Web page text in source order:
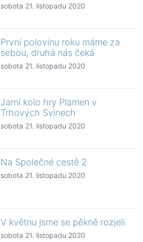
sobota 21. listopadu 2020
První polovinu roku máme za
sebou, druhá nás čeká
sobota 21. listopadu 2020
Jarní kolo hry Plamen v
Trhových Svinech
sobota 21. listopadu 2020
Na Společné cestě 2
sobota 21. listopadu 2020
V květnu jsme se pěkně rozjeli
sobota 21. listopadu 2020